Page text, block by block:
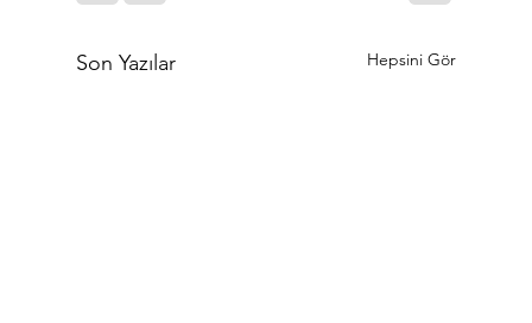
Son Yazılar Hepsini Gör